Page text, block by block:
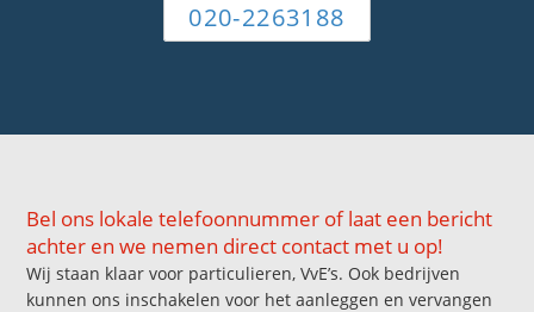
020-2263188
Bel ons lokale telefoonnummer of laat een bericht
achter en we nemen direct contact met u op!
Wij staan klaar voor particulieren, VvE’s. Ook bedrijven
kunnen ons inschakelen voor het aanleggen en vervangen